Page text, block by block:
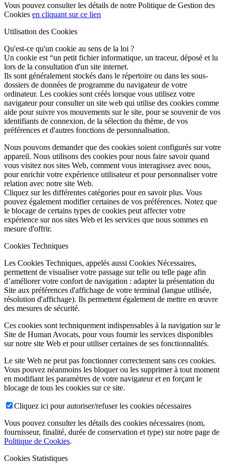
Vous pouvez consulter les détails de notre Politique de Gestion des
Cookies en cliquant sur ce lien
Utilisation des Cookies
Qu'est-ce qu'un cookie au sens de la loi ?
Un cookie est “un petit fichier informatique, un traceur, déposé et lu
lors de la consultation d'un site internet.
Ils sont généralement stockés dans le répertoire ou dans les sous-
dossiers de données de programme du navigateur de votre
ordinateur. Les cookies sont créés lorsque vous utilisez votre
navigateur pour consulter un site web qui utilise des cookies comme
aide pour suivre vos mouvements sur le site, pour se souvenir de vos
identifiants de connexion, de la sélection du thème, de vos
préférences et d'autres fonctions de personnalisation.
Nous pouvons demander que des cookies soient configurés sur votre
appareil. Nous utilisons des cookies pour nous faire savoir quand
vous visitez nos sites Web, comment vous interagissez avec nous,
pour enrichir votre expérience utilisateur et pour personnaliser votre
relation avec notre site Web.
Cliquez sur les différentes catégories pour en savoir plus. Vous
pouvez également modifier certaines de vos préférences. Notez que
le blocage de certains types de cookies peut affecter votre
expérience sur nos sites Web et les services que nous sommes en
mesure d'offrir.
Cookies Techniques
Les Cookies Techniques, appelés aussi Cookies Nécessaires,
permettent de visualiser votre passage sur telle ou telle page afin
d’améliorer votre confort de navigation : adapter la présentation du
Site aux préférences d'affichage de votre terminal (langue utilisée,
résolution d'affichage). Ils permettent également de mettre en œuvre
des mesures de sécurité.
Ces cookies sont techniquement indispensables à la navigation sur le
Site de Human Avocats, pour vous fournir les services disponibles
sur notre site Web et pour utiliser certaines de ses fonctionnalités.
Le site Web ne peut pas fonctionner correctement sans ces cookies.
Vous pouvez néanmoins les bloquer ou les supprimer à tout moment
en modifiant les paramètres de votre navigateur et en forçant le
blocage de tous les cookies sur ce site.
Cliquez ici pour autoriser/refuser les cookies nécessaires
Vous pouvez consulter les détails des cookies nécessaires (nom,
fournisseur, finalité, durée de conservation et type) sur notre page de
Politique de Cookies.
Cookies Statistiques